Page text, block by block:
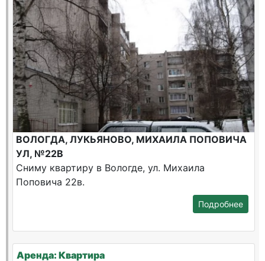
ВОЛОГДА, ЛУКЬЯНОВО, МИХАИЛА ПОПОВИЧА
УЛ, №22В
Сниму квартиру в Вологде, ул. Михаила
Поповича 22в.
Подробнее
Аренда: Квартира